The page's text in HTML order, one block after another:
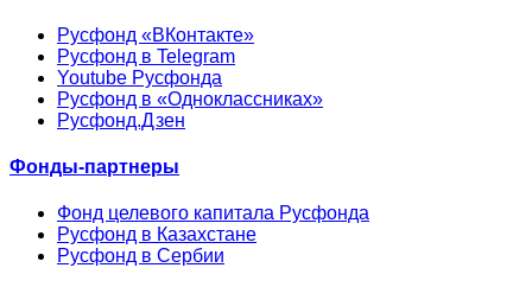
Русфонд «ВКонтакте»
Русфонд в Telegram
Youtube Русфонда
Русфонд в «Одноклассниках»
Русфонд.Дзен
Фонды-партнеры
Фонд целевого капитала Русфонда
Русфонд в Казахстане
Русфонд в Сербии